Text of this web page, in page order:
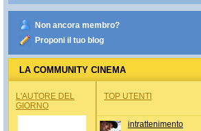
Non ancora membro?
Proponi il tuo blog
LA COMMUNITY CINEMA
L'AUTORE DEL
GIORNO
TOP UTENTI
intrattenimento